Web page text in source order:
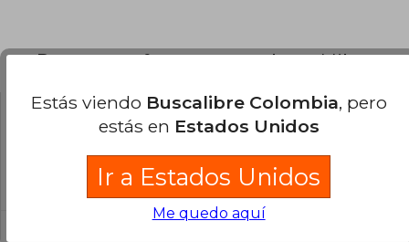
Preguntas frecuentes sobre el libro
¿El libro es original?
Todos los libros de nuestro
catálogo son Originales.
Estás viendo Buscalibre Colombia, pero
estás en Estados Unidos
Ir a Estados Unidos
Me quedo aquí